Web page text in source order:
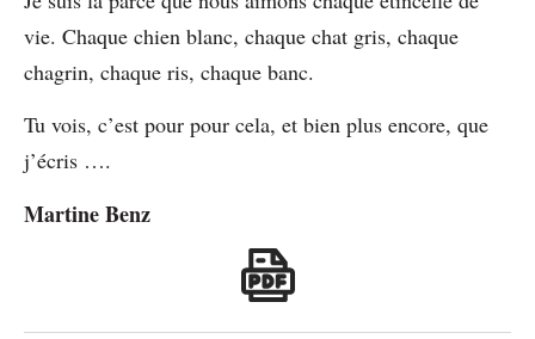
vie. Chaque chien blanc, chaque chat gris, chaque
chagrin, chaque ris, chaque banc.
Tu vois, c’est pour pour cela, et bien plus encore, que
j’écris ….
Martine Benz